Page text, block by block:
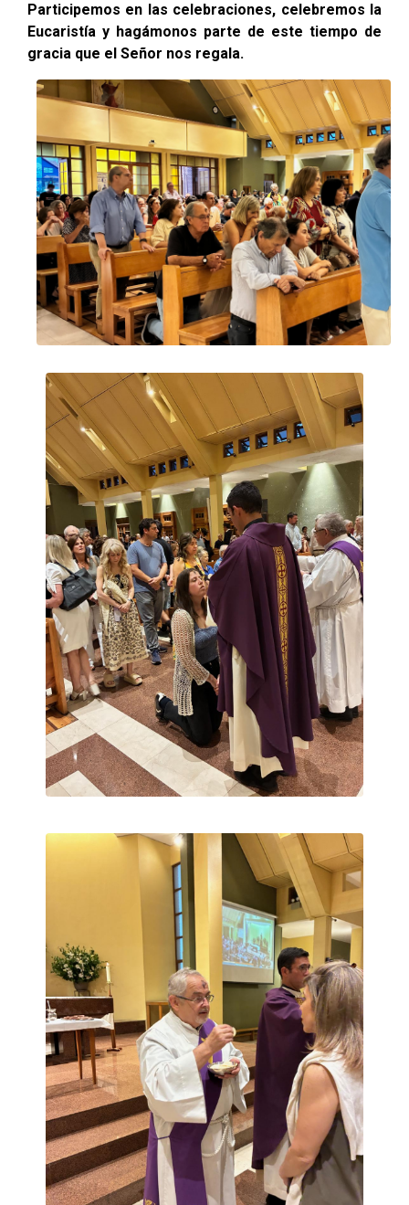
Participemos en las celebraciones, celebremos la
Eucaristía y hagámonos parte de este tiempo de
gracia que el Señor nos regala.